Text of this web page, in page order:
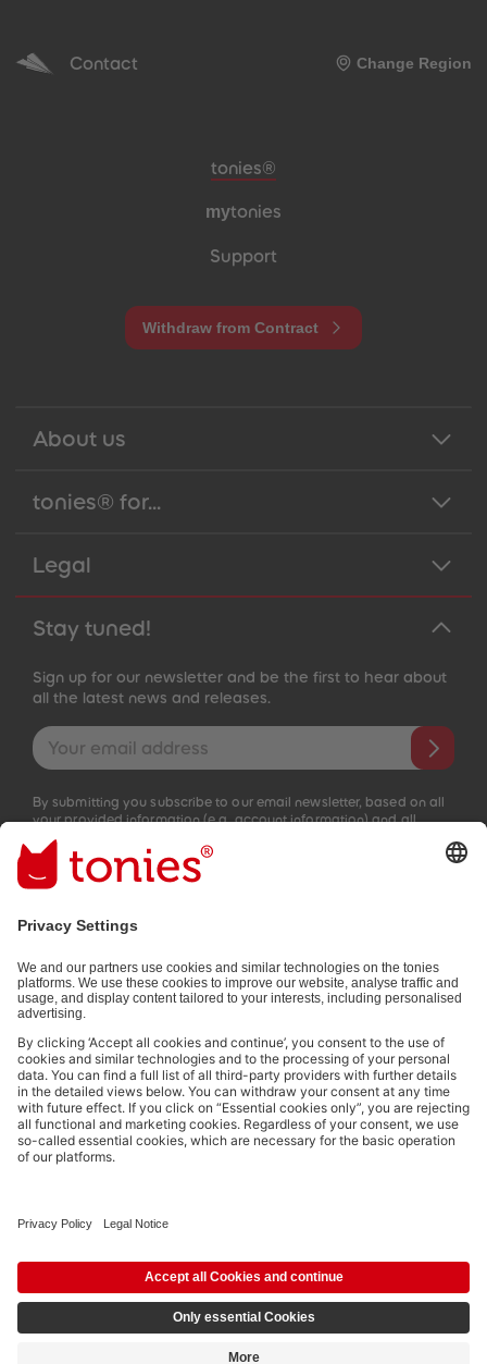
Contact Change Region
Meta navigation footer
tonies®
mytonies
Support
Withdraw from Contract
About us
tonies® for...
Legal
Stay tuned!
Sign up for our newsletter and be the first to hear about
all the latest news and releases.
Email address
By submitting you subscribe to our email newsletter, based on all
your provided information (e.g. account information) and all
interaction information provided by you for advertising purposes
(e.g. playtime information). You can unsubscribe at any time free
of charge.
Privacy policy.
Payment methods:
Social media links
The use of the Content for text and data mining of (generative) AI
the Terms of Use and is therefore prohibited.